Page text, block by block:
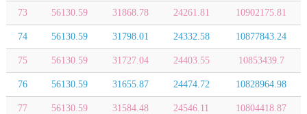
73 56130.59 31868.78 24261.81 10902175.81
74 56130.59 31798.01 24332.58 10877843.24
75 56130.59 31727.04 24403.55 10853439.7
76 56130.59 31655.87 24474.72 10828964.98
77 56130.59 31584.48 24546.11 10804418.87